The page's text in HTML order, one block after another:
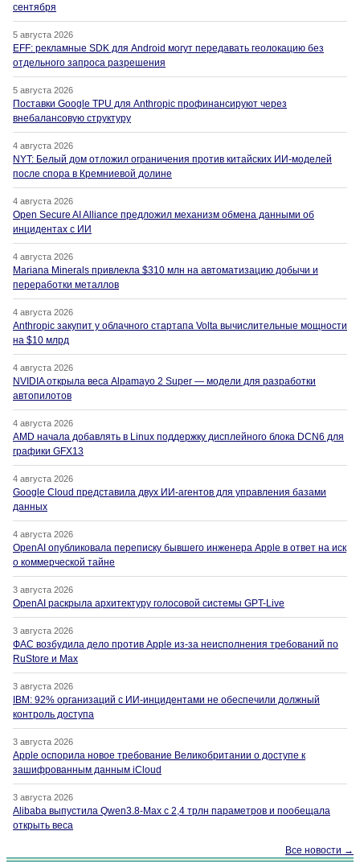
сентября
5 августа 2026
EFF: рекламные SDK для Android могут передавать геолокацию без
отдельного запроса разрешения
5 августа 2026
Поставки Google TPU для Anthropic профинансируют через
внебалансовую структуру
4 августа 2026
NYT: Белый дом отложил ограничения против китайских ИИ-моделей
после спора в Кремниевой долине
4 августа 2026
Open Secure AI Alliance предложил механизм обмена данными об
инцидентах с ИИ
4 августа 2026
Mariana Minerals привлекла $310 млн на автоматизацию добычи и
переработки металлов
4 августа 2026
Anthropic закупит у облачного стартапа Volta вычислительные мощности
на $10 млрд
4 августа 2026
NVIDIA открыла веса Alpamayo 2 Super — модели для разработки
автопилотов
4 августа 2026
AMD начала добавлять в Linux поддержку дисплейного блока DCN6 для
графики GFX13
4 августа 2026
Google Cloud представила двух ИИ-агентов для управления базами
данных
4 августа 2026
OpenAI опубликовала переписку бывшего инженера Apple в ответ на иск
о коммерческой тайне
3 августа 2026
OpenAI раскрыла архитектуру голосовой системы GPT-Live
3 августа 2026
ФАС возбудила дело против Apple из-за неисполнения требований по
RuStore и Max
3 августа 2026
IBM: 92% организаций с ИИ-инцидентами не обеспечили должный
контроль доступа
3 августа 2026
Apple оспорила новое требование Великобритании о доступе к
зашифрованным данным iCloud
3 августа 2026
Alibaba выпустила Qwen3.8-Max с 2,4 трлн параметров и пообещала
открыть веса
Все новости →